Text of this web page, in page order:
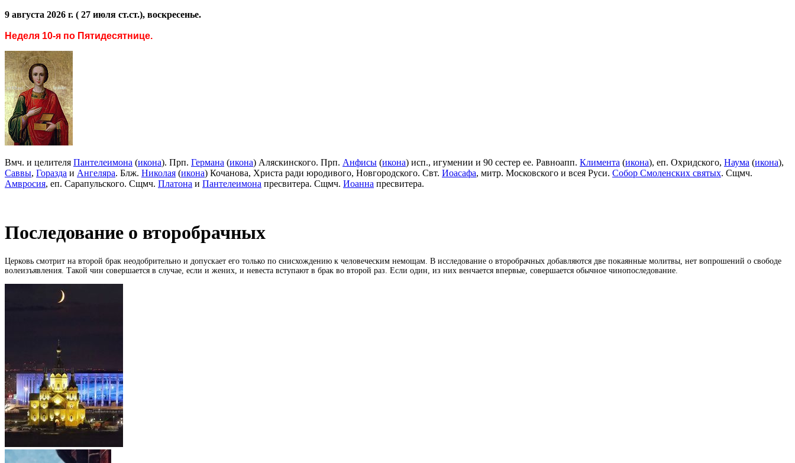
9 августа 2026 г. ( 27 июля ст.ст.), воскресенье.
Неделя 10-я по Пятидесятнице.
Вмч. и целителя Пантелеимона (икона). Прп. Германа (икона) Аляскинского. Прп. Анфисы (икона) исп., игумении и 90 сестер ее. Равноапп. Климента (икона), еп. Охридского, Наума (икона),
Саввы, Горазда и Ангеляра. Блж. Николая (икона) Кочанова, Христа ради юродивого, Новгородского. Свт. Иоасафа, митр. Московского и всея Руси. Собор Смоленских святых. Сщмч.
Амвросия, еп. Сарапульского. Сщмч. Платона и Пантелеимона пресвитера. Сщмч. Иоанна пресвитера.
Последование о второбрачных
Церковь смотрит на второй брак неодобрительно и допускает его только по снисхождению к человеческим немощам. В исследование о второбрачных добавляются две покаянные молитвы, нет вопрошений о свободе
волеизъявления. Такой чин совершается в случае, если и жених, и невеста вступают в брак во второй раз. Если один, из них венчается впервые, совершается обычное чинопоследование.